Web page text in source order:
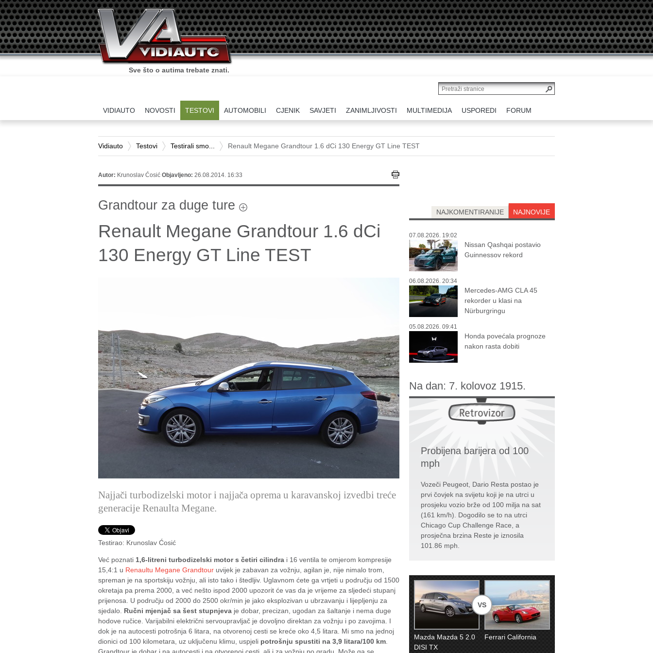
Sve što o autima trebate znati.
VIDIAUTO NOVOSTI TESTOVI AUTOMOBILI CJENIK SAVJETI ZANIMLJIVOSTI MULTIMEDIJA USPOREDI FORUM
Vidiauto Testovi Testirali smo... Renault Megane Grandtour 1.6 dCi 130 Energy GT Line TEST
Autor: Krunoslav Ćosić Objavljeno: 26.08.2014. 16:33
Grandtour za duge ture
Renault Megane Grandtour 1.6 dCi
130 Energy GT Line TEST
Najjači turbodizelski motor i najjača oprema u karavanskoj izvedbi treće
generacije Renaulta Megane.
Testirao: Krunoslav Ćosić
Već poznati 1,6-litreni turbodizelski motor s četiri cilindra i 16 ventila te omjerom kompresije
15,4:1 u Renaultu Megane Grandtour uvijek je zabavan za vožnju, agilan je, nije nimalo trom,
spreman je na sportskiju vožnju, ali isto tako i štedljiv. Uglavnom ćete ga vrtjeti u području od 1500
okretaja pa prema 2000, a već nešto ispod 2000 upozorit će vas da je vrijeme za sljedeći stupanj
prijenosa. U području od 2000 do 2500 okr/min je jako eksplozivan u ubrzavanju i lijepljenju za
sjedalo. Ručni mjenjač sa šest stupnjeva je dobar, precizan, ugodan za šaltanje i nema duge
hodove ručice. Varijabilni električni servoupravljač je dovoljno direktan za vožnju i po zavojima. I
dok je na autocesti potrošnja 6 litara, na otvorenoj cesti se kreće oko 4,5 litara. Mi smo na jednoj
dionici od 100 kilometara, uz uključenu klimu, uspjeli potrošnju spustiti na 3,9 litara/100 km
NAJNOVIJE
NAJKOMENTIRANIJE
07.08.2026. 19:02
Nissan Qashqai postavio
Guinnessov rekord
06.08.2026. 20:34
Mercedes-AMG CLA 45
rekorder u klasi na
Nürburgringu
05.08.2026. 09:41
Honda povećala prognoze
nakon rasta dobiti
Na dan: 7. kolovoz 1915.
Probijena barijera od 100
mph
Vozeči Peugeot, Dario Resta postao je
prvi čovjek na svijetu koji je na utrci u
prosjeku vozio brže od 100 milja na sat
(161 km/h). Dogodilo se to na utrci
Chicago Cup Challenge Race, a
prosječna brzina Reste je iznosila
101.86 mph.
VS
Mazda Mazda 5 2.0
DISI TX
Ferrari California